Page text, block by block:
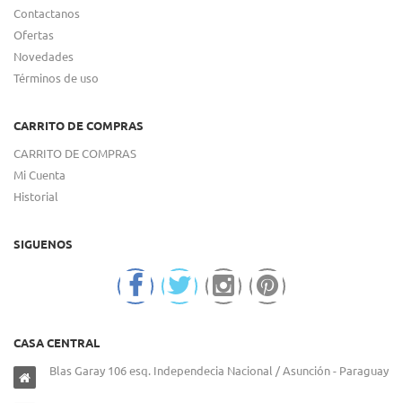
Contactanos
Ofertas
Novedades
Términos de uso
CARRITO DE COMPRAS
CARRITO DE COMPRAS
Mi Cuenta
Historial
SIGUENOS
CASA CENTRAL
Blas Garay 106 esq. Independecia Nacional / Asunción - Paraguay